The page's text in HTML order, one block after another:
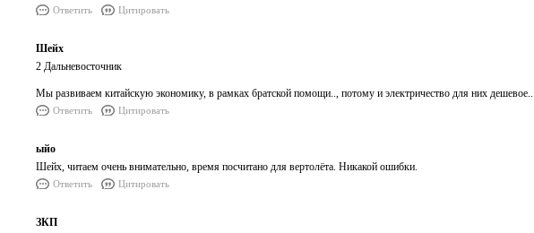
Ответить Цитировать
Шейх
2 Дальневосточник
Мы развиваем китайскую экономику, в рамках братской помощи.., потому и электричество для них дешевое..
Ответить Цитировать
ыйо
Шейх, читаем очень внимательно, время посчитано для вертолёта. Никакой ошибки.
Ответить Цитировать
ЗКП